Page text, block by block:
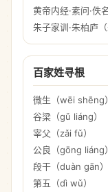
黄帝内经·素问·佚
朱子家训·朱柏庐
百家姓寻根
微生（wēi shēng）
谷梁（gǔ liáng）
宰父（zǎi fǔ）
公良（gōng liáng）
段干（duàn gān）
第五（dì wǔ）